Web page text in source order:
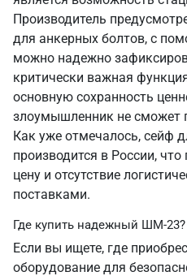
Производитель
для анкерных болтов, с
можно надежно
критически важная
основную сохранность
злоумышленник не сможет
Как уже отмечалось, сейф
производится в России,
цену и отсутствие
поставками.
Где купить надежный ШМ-23?
Если вы ищете, где
оборудование для